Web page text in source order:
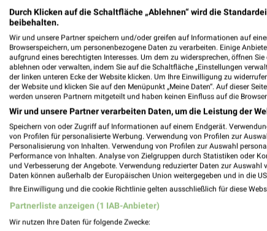
ÖPNV ANZEIGEN LADESÄULEN
Durch Klicken auf die Schaltfläche „Ablehnen“ wird die
beibehalten.
Wir und unsere Partner speichern und/oder greifen auf Informationen auf
Browserspeichern, um personenbezogene Daten zu verarbeiten. Einige
aufgrund eines berechtigten Interesses. Um dem zu widersprechen, öffnen
ablehnen oder verwalten, indem Sie auf die Schaltfläche „Einstellungen
der linken unteren Ecke der Website klicken. Um Ihre Einwilligung zu
der Website und klicken Sie auf den Menüpunkt „Meine Daten“. Auf dieser
werden unseren Partnern mitgeteilt und haben keinen Einfluss auf die
Wir und unsere Partner verarbeiten Daten, um die Leistung der
Speichern von oder Zugriff auf Informationen auf einem Endgerät.
von Profilen für personalisierte Werbung. Verwendung von Profilen zur
Personalisierung von Inhalten. Verwendung von Profilen zur Auswahl
Performance von Inhalten. Analyse von Zielgruppen durch Statistiken oder
und Verbesserung der Angebote. Verwendung reduzierter Daten zur Auswahl
Daten können außerhalb der Europäischen Union weitergegeben und in die
Ihre Einwilligung und die cookie Richtlinie gelten ausschließlich für diese
Partnerliste anzeigen (1 IAB-Anbieter)
Wir nutzen Ihre Daten für folgende Zwecke: